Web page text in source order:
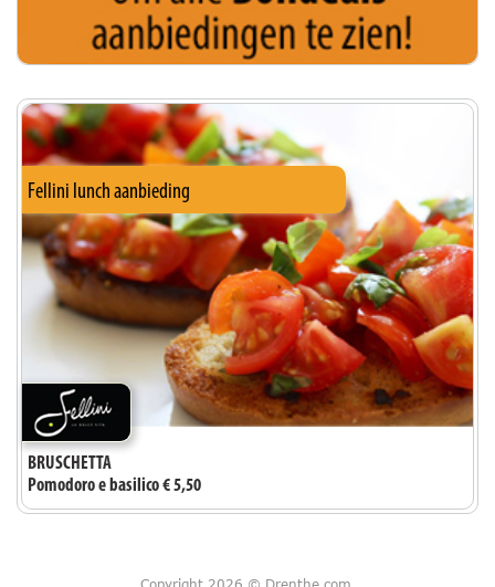
Fellini lunch aanbieding
BRUSCHETTA
Pomodoro e basilico € 5,50